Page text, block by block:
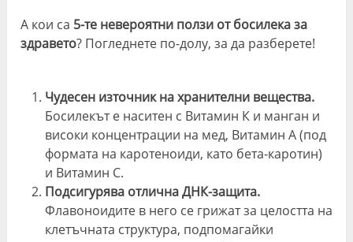
А кои са 5-те невероятни ползи от босилека за
здравето? Погледнете по-долу, за да разберете!
Чудесен източник на хранителни вещества.
Босилекът е наситен с Витамин К и манган и
високи концентрации на мед, Витамин А (под
формата на каротеноиди, като бета-каротин)
и Витамин С.
Подсигурява отлична ДНК-защита.
Флавоноидите в него се грижат за целостта на
клетъчната структура, подпомагайки